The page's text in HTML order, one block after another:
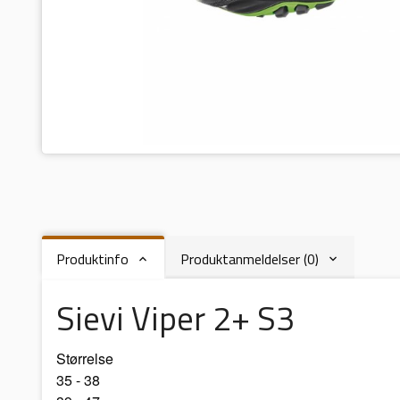
Produktinfo Produktanmeldelser (0)
Sievi Viper 2+ S3
Størrelse
35 - 38